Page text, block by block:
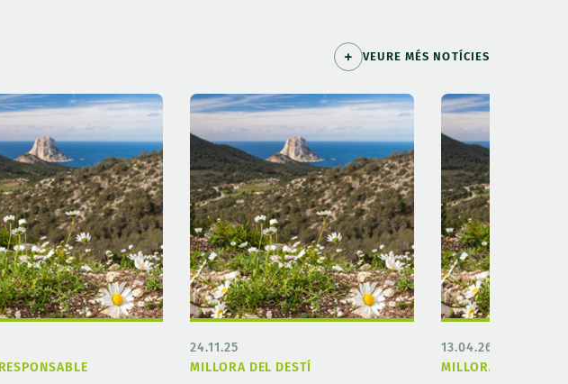
VEURE MÉS NOTÍCIES
MILLORA DEL DESTÍ
24.11.25
MILLORA DEL DESTÍ
13.04.26